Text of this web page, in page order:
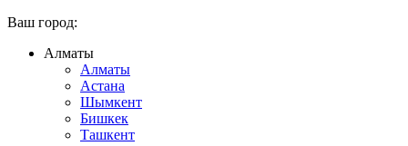
Ваш город:
Алматы
Алматы
Астана
Шымкент
Бишкек
Ташкент